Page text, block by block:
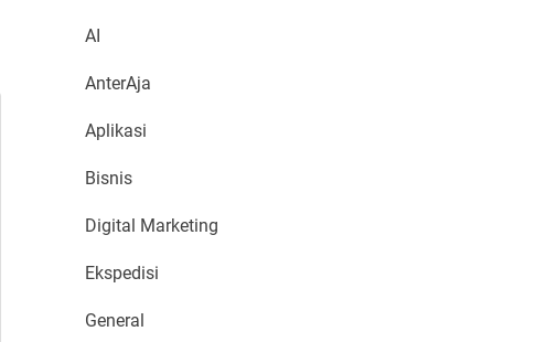
AI
AnterAja
Aplikasi
Bisnis
Digital Marketing
Ekspedisi
General